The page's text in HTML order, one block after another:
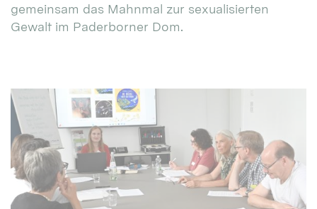
gemeinsam das Mahnmal zur sexualisierten
Gewalt im Paderborner Dom.